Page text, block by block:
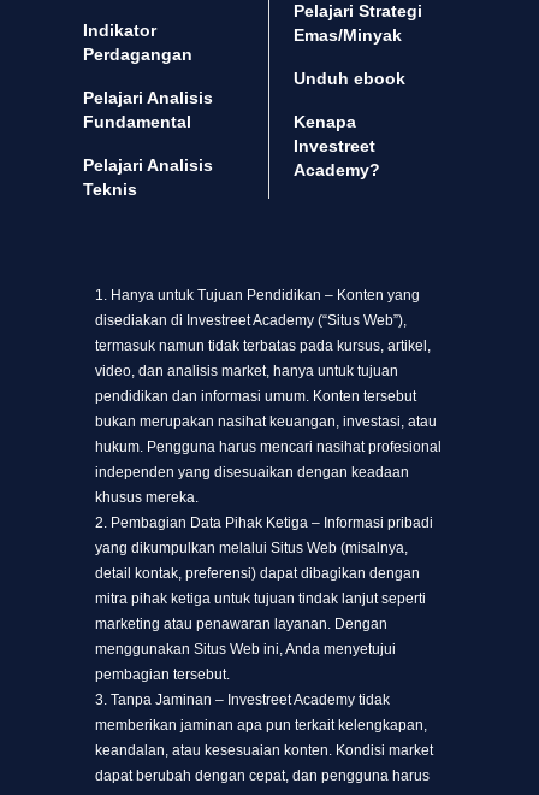
Indikator
Perdagangan
Pelajari Analisis
Fundamental
Pelajari Analisis
Teknis
Pelajari Strategi
Emas/Minyak
Unduh ebook
Kenapa
Investreet
Academy?
1. Hanya untuk Tujuan Pendidikan – Konten yang
disediakan di Investreet Academy (“Situs Web”),
termasuk namun tidak terbatas pada kursus, artikel,
video, dan analisis market, hanya untuk tujuan
pendidikan dan informasi umum. Konten tersebut
bukan merupakan nasihat keuangan, investasi, atau
hukum. Pengguna harus mencari nasihat profesional
independen yang disesuaikan dengan keadaan
khusus mereka.
2. Pembagian Data Pihak Ketiga – Informasi pribadi
yang dikumpulkan melalui Situs Web (misalnya,
detail kontak, preferensi) dapat dibagikan dengan
mitra pihak ketiga untuk tujuan tindak lanjut seperti
marketing atau penawaran layanan. Dengan
menggunakan Situs Web ini, Anda menyetujui
pembagian tersebut.
3. Tanpa Jaminan – Investreet Academy tidak
memberikan jaminan apa pun terkait kelengkapan,
keandalan, atau kesesuaian konten. Kondisi market
dapat berubah dengan cepat, dan pengguna harus